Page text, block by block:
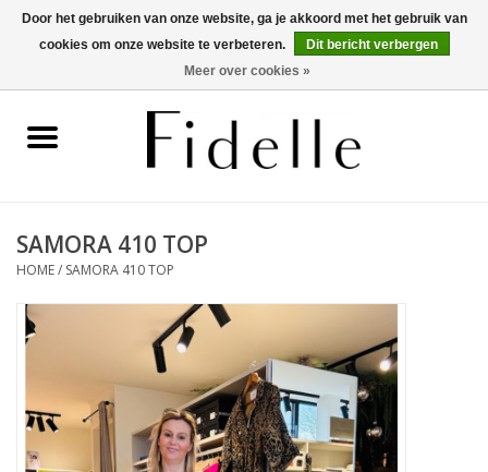
0 Artikelen - €0,00
OUTLET
Merken
SAMORA 410 TOP
HOME/ SAMORA 410 TOP
Door het gebruiken van onze website, ga je akkoord met het gebruik van
cookies om onze website te verbeteren.
Dit bericht verbergen
Meer over cookies »